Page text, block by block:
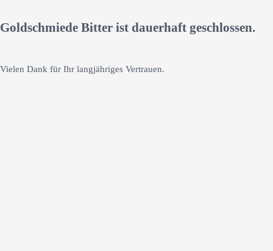
Goldschmiede Bitter ist dauerhaft geschlossen.
Vielen Dank für Ihr langjähriges Vertrauen.